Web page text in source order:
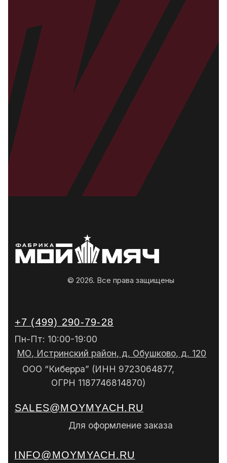
© 2026. Все права защищены
Политика конфиденциальности
Политика обработки персональных данных
Пн-Пт: 10:00-19:00
МО, Истринский район, д. Обушково, д. 120
ООО “Киберра” (ИНН 9723064877,
ОГРН 1187746814870)
+7 (499) 290-79-28
SALES@MOYMYACH.RU
Для оформление заказа
INFO@MOYMYACH.RU
Для корпоративных клиентов